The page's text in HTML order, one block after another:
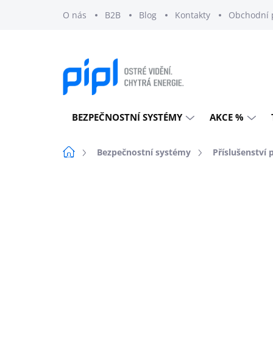
O nás B2B Blog Kontakty Obchodní
BEZPEČNOSTNÍ SYSTÉMY AKCE %
DomůBezpečnostní systémy Příslušenství